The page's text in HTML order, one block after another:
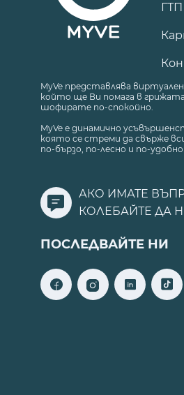
MyVe представлява
който ще Ви помага в
шофирате по-спокойно.
MyVe е динамично
която се стреми да свърже
по-бързо, по-лесно и по-
АКО ИМАТЕ
КОЛЕБАЙТЕ ДА
ПОСЛЕДВАЙТЕ НИ